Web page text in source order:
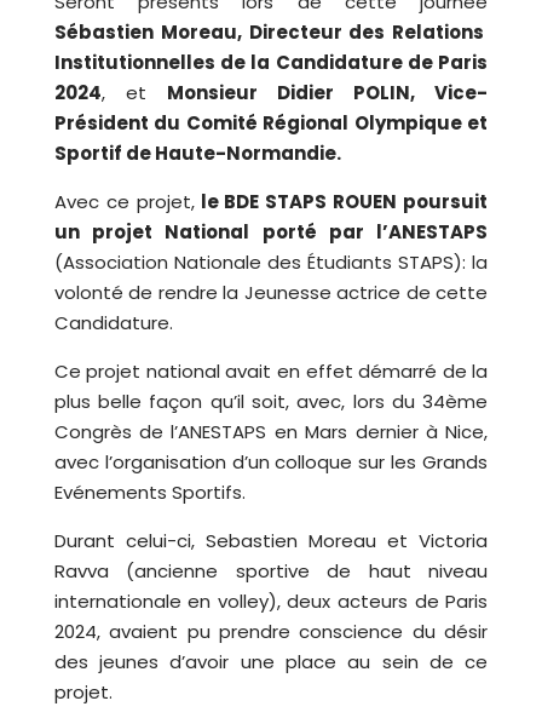
Sébastien Moreau, Directeur des Relations
Institutionnelles de la Candidature de Paris
2024, et Monsieur Didier POLIN, Vice-
Président du Comité Régional Olympique et
Sportif de Haute-Normandie.
Avec ce projet,le BDE STAPS ROUEN poursuit
un projet National porté par l’ANESTAPS
(Association Nationale des Étudiants STAPS): la
volonté de rendre la Jeunesse actrice de cette
Candidature.
Ce projet national avait en effet démarré de la
plus belle façon qu’il soit, avec, lors du 34ème
Congrès de l’ANESTAPS en Mars dernier à Nice,
avec l’organisation d’un colloque sur les Grands
Evénements Sportifs.
Durant celui-ci, Sebastien Moreau et Victoria
Ravva (ancienne sportive de haut niveau
internationale en volley), deux acteurs de Paris
2024, avaient pu prendre conscience du désir
des jeunes d’avoir une place au sein de ce
projet.